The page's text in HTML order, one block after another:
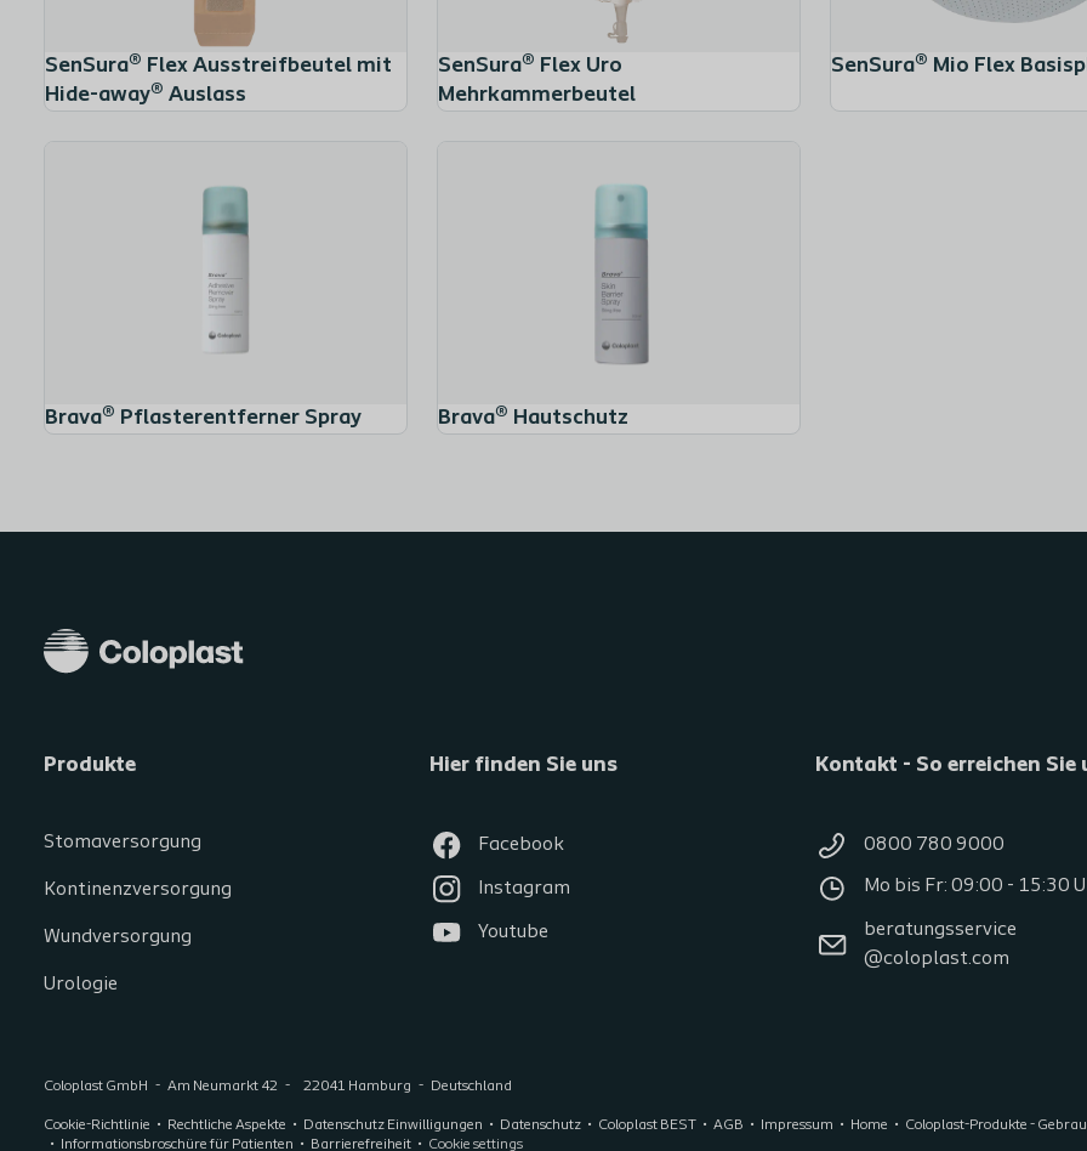
SenSura® Flex Ausstreifbeutel mit
Hide-away® Auslass
SenSura® Flex Uro
Mehrkammerbeutel
SenSura® Mio Flex
Brava® Pflasterentferner Spray Brava® Hautschutz
Produkte
Stomaversorgung
Kontinenzversorgung
Wundversorgung
Urologie
Hier finden Sie uns
Facebook
Instagram
Youtube
Kontakt - So erreichen Sie
0800 780 9000
Mo bis Fr: 09:00 - 15:30
beratungsservice
@coloplast.com
Coloplast GmbH Am Neumarkt 42 22041 Hamburg Deutschland
Cookie-Richtlinie Rechtliche Aspekte Datenschutz Einwilligungen Datenschutz Coloplast BEST AGB Impressum Home Coloplast-Produkte -
Informationsbroschüre für Patienten
Barrierefreiheit Cookie settings